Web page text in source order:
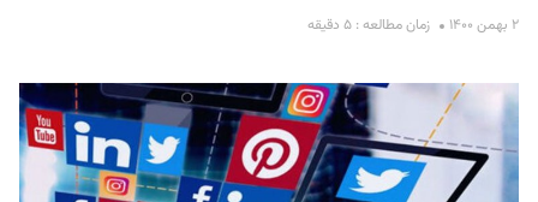
۲ بهمن ۱۴۰۰ زمان مطالعه : ۵ دقیقه